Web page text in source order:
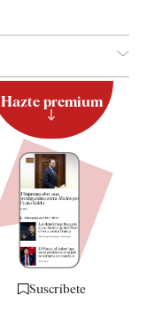
Hazte premium
Suscríbete